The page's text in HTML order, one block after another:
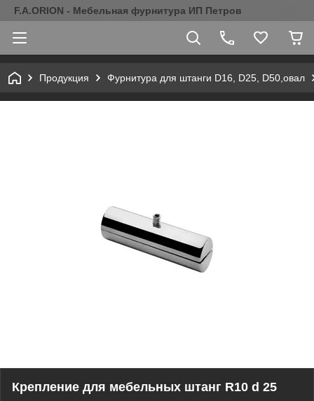
F.A.ORION - Мебельная фурнитура ИП Петров
Продукция Фурнитура для штанги D16, D25, D50,овал
Крепление для мебельных штанг R10 d 25